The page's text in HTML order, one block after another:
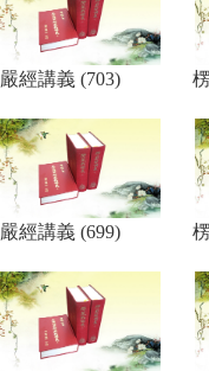
經講義 (703)
經講義 (699)